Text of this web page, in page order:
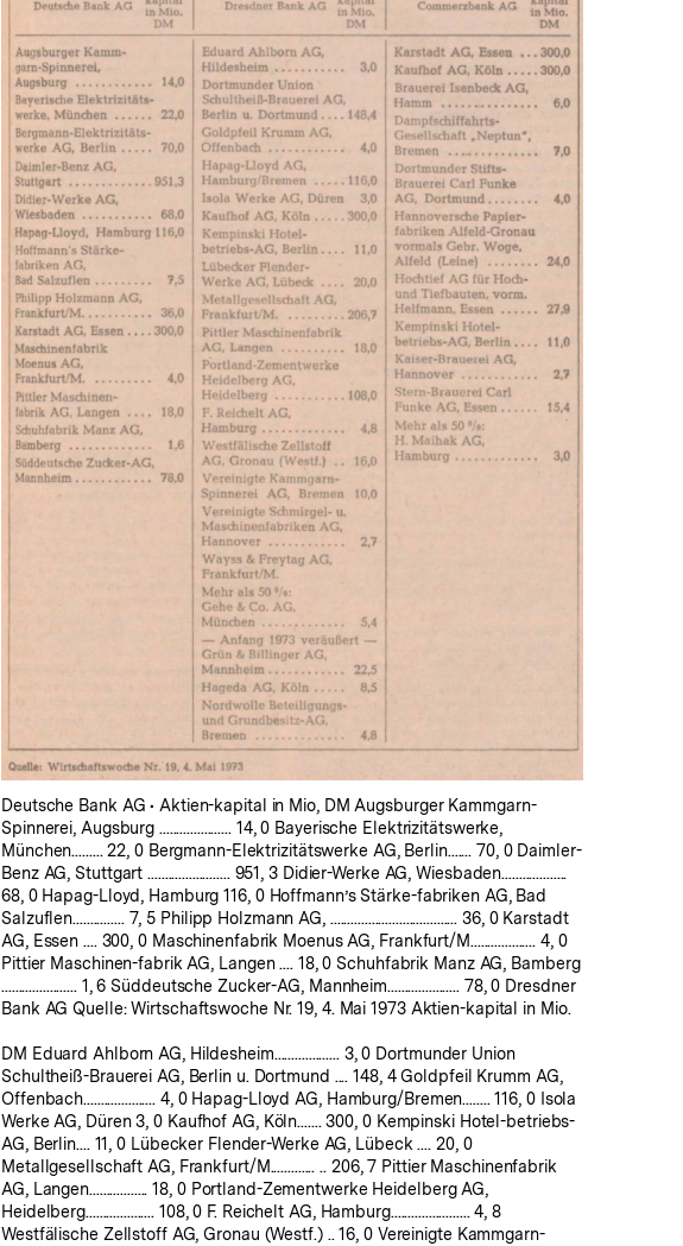
In
Lightbox
öffnen
Deutsche Bank AG • Aktien-kapital in Mio, DM Augsburger Kammgarn-
Spinnerei, Augsburg ..................... 14, 0 Bayerische Elektrizitätswerke,
München......... 22, 0 Bergmann-Elektrizitätswerke AG, Berlin....... 70, 0 Daimler-
Benz AG, Stuttgart ........................ 951, 3 Didier-Werke AG, Wiesbaden...................
68, 0 Hapag-Lloyd, Hamburg 116, 0 Hoffmann’s Stärke-fabriken AG, Bad
Salzuflen............... 7, 5 Philipp Holzmann AG, ..................................... 36, 0 Karstadt
AG, Essen .... 300, 0 Maschinenfabrik Moenus AG, Frankfurt/M................... 4, 0
Pittier Maschinen-fabrik AG, Langen .... 18, 0 Schuhfabrik Manz AG, Bamberg
...................... 1, 6 Süddeutsche Zucker-AG, Mannheim..................... 78, 0 Dresdner
Bank AG Quelle: Wirtschaftswoche Nr. 19, 4. Mai 1973 Aktien-kapital in Mio.
DM Eduard Ahlborn AG, Hildesheim................... 3, 0 Dortmunder Union
Schultheiß-Brauerei AG, Berlin u. Dortmund .... 148, 4 Goldpfeil Krumm AG,
Offenbach..................... 4, 0 Hapag-Lloyd AG, Hamburg/Bremen........ 116, 0 Isola
Werke AG, Düren 3, 0 Kaufhof AG, Köln....... 300, 0 Kempinski Hotel-betriebs-
AG, Berlin.... 11, 0 Lübecker Flender-Werke AG, Lübeck .... 20, 0
Metallgesellschaft AG, Frankfurt/M............. .. 206, 7 Pittier Maschinenfabrik
AG, Langen................. 18, 0 Portland-Zementwerke Heidelberg AG,
Heidelberg.................... 108, 0 F. Reichelt AG, Hamburg....................... 4, 8
Westfälische Zellstoff AG, Gronau (Westf.) .. 16, 0 Vereinigte Kammgarn-